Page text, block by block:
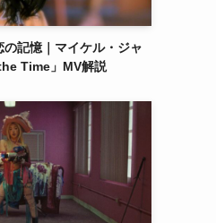
記憶｜マイケル・ジャ
Time」MV解説